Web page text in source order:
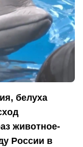
белуха
животное-
России в